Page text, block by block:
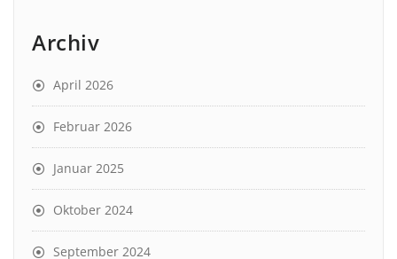
Archiv
April 2026
Februar 2026
Januar 2025
Oktober 2024
September 2024